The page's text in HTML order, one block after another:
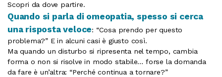
Scopri da dove partire.
Quando si parla di omeopatia, spesso si cerca
una risposta veloce: “Cosa prendo per questo
problema?” E in alcuni casi è giusto così.
Ma quando un disturbo si ripresenta nel tempo, cambia
forma o non si risolve in modo stabile… forse la domanda
da fare è un’altra: “Perché continua a tornare?”